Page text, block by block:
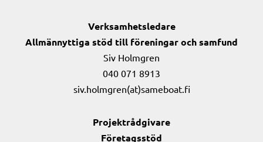
Verksamhetsledare
Allmännyttiga stöd till föreningar och samfund
Siv Holmgren
040 071 8913
siv.holmgren(at)sameboat.fi
Projektrådgivare
Företagsstöd